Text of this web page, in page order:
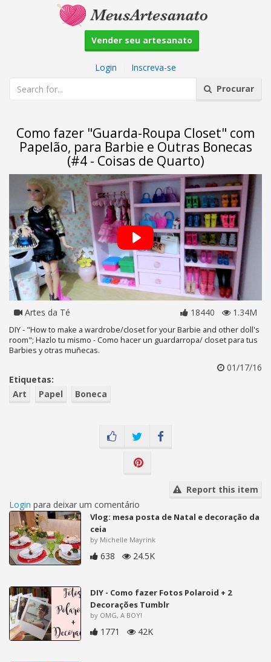
Vender seu artesanato
Login
Inscreva-se
Procurar
Como fazer "Guarda-Roupa Closet" com
Papelão, para Barbie e Outras Bonecas
(#4 - Coisas de Quarto)
Artes da Té 18440 1.34M
DIY - "How to make a wardrobe/closet for your Barbie and other doll's
room"; Hazlo tu mismo - Como hacer un guardarropa/ closet para tus
Barbies y otras muñecas.
01/17/16
Etiquetas:
Art
Papel Boneca
Report this item
Login para deixar um comentário
Vlog: mesa posta de Natal e decoração da
ceia
by Michelle Mayrink
638 24.5K
DIY - Como fazer Fotos Polaroid + 2
Decorações Tumblr
by OMG, A BOY!
1771 42K